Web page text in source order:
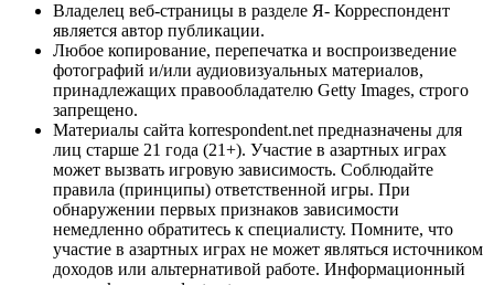
Владелец веб-страницы в разделе Я- Корреспондент
является автор публикации.
Любое копирование, перепечатка и воспроизведение
фотографий и/или аудиовизуальных материалов,
принадлежащих правообладателю Getty Images, строго
запрещено.
Материалы сайта korrespondent.net предназначены для
лиц старше 21 года (21+). Участие в азартных играх
может вызвать игровую зависимость. Соблюдайте
правила (принципы) ответственной игры. При
обнаружении первых признаков зависимости
немедленно обратитесь к специалисту. Помните, что
участие в азартных играх не может являться источником
доходов или альтернативой работе. Информационный